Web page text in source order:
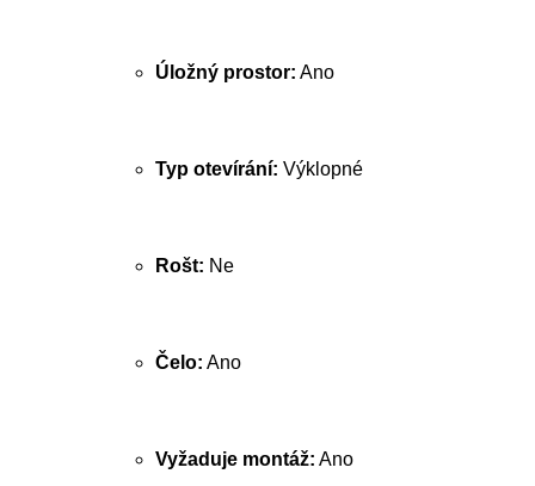
Úložný prostor: Ano
Typ otevírání: Výklopné
Rošt: Ne
Čelo: Ano
Vyžaduje montáž: Ano